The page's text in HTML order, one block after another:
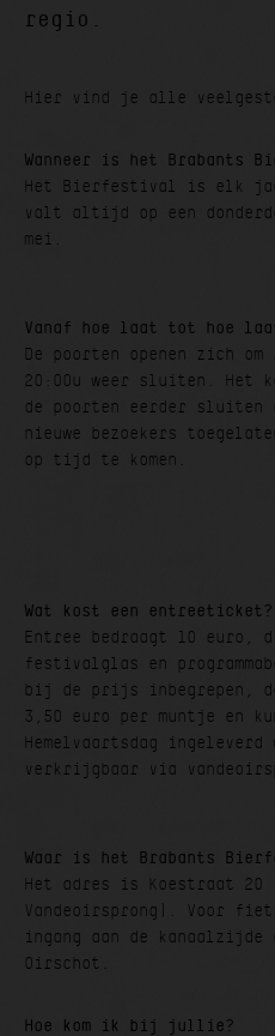
regio.
Hier vind je alle
Wanneer is het Brabants
Het Bierfestival is elk
valt altijd op een
mei.
Vanaf hoe laat tot hoe
De poorten openen zich
20:00u weer sluiten. Het
de poorten eerder sluiten
nieuwe bezoekers
op tijd te komen.
Wat kost een entreeticket?
Entree bedraagt 10
festivalglas en
bij de prijs inbegrepen,
3,50 euro per muntje en
Hemelvaartsdag
verkrijgbaar via
Waar is het Brabants
Het adres is Koestraat
Vandeoirsprong). Voor
ingang aan de kanaalzijde
Oirschot.
Hoe kom ik bij jullie?